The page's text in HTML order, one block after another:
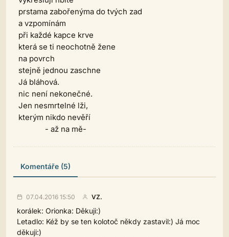
prstama zabořenýma do tvých zad
a vzpomínám
při každé kapce krve
která se ti neochotně žene
na povrch
stejně jednou zaschne
Já bláhová.
nic není nekonečné.
Jen nesmrtelné lži,
kterým nikdo nevěří
- až na mě-
Komentáře (5)
07.04.2016 15:50 VZ.
korálek: Orionka: Děkuji:)
Letadlo: Kéž by se ten kolotoč někdy zastavil:) Já moc
děkuji:)